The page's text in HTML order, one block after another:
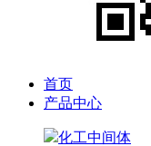
首页
产品中心
化工中间体